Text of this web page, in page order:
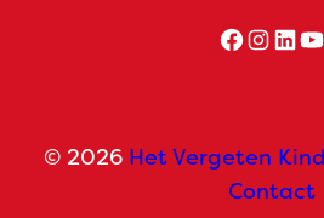
Facebook InstagramLinkedIn YouTube
© 2026 Het Vergeten Kind
Contact